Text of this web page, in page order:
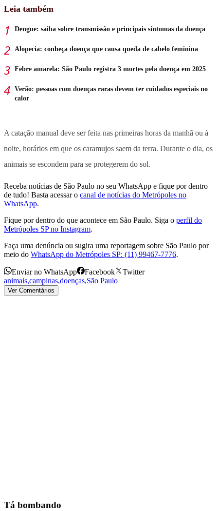
Leia também
Dengue: saiba sobre transmissão e principais sintomas da doença
Alopecia: conheça doença que causa queda de cabelo feminina
Febre amarela: São Paulo registra 3 mortes pela doença em 2025
Verão: pessoas com doenças raras devem ter cuidados especiais no
calor
A catação manual deve ser feita nas primeiras horas da manhã ou à
noite, horários em que os caramujos saem da terra. Durante o dia, os
animais se escondem para se protegerem do sol.
Receba notícias de São Paulo no seu WhatsApp e fique por dentro
de tudo! Basta acessar o canal de notícias do Metrópoles no
WhatsApp.
Fique por dentro do que acontece em São Paulo. Siga o perfil do
Metrópoles SP no Instagram.
Faça uma denúncia ou sugira uma reportagem sobre São Paulo por
meio do WhatsApp do Metrópoles SP: (11) 99467-7776.
Enviar no WhatsApp Facebook
Twitter
animais,campinas,doenças,São Paulo
Ver Comentários
Tá bombando